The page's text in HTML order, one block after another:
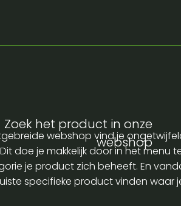
Zoek het product in onze
webshop
webshop vind je
Dit doe je makkelijk door in het menu
je product zich beheeft. En
specifieke product vinden waar